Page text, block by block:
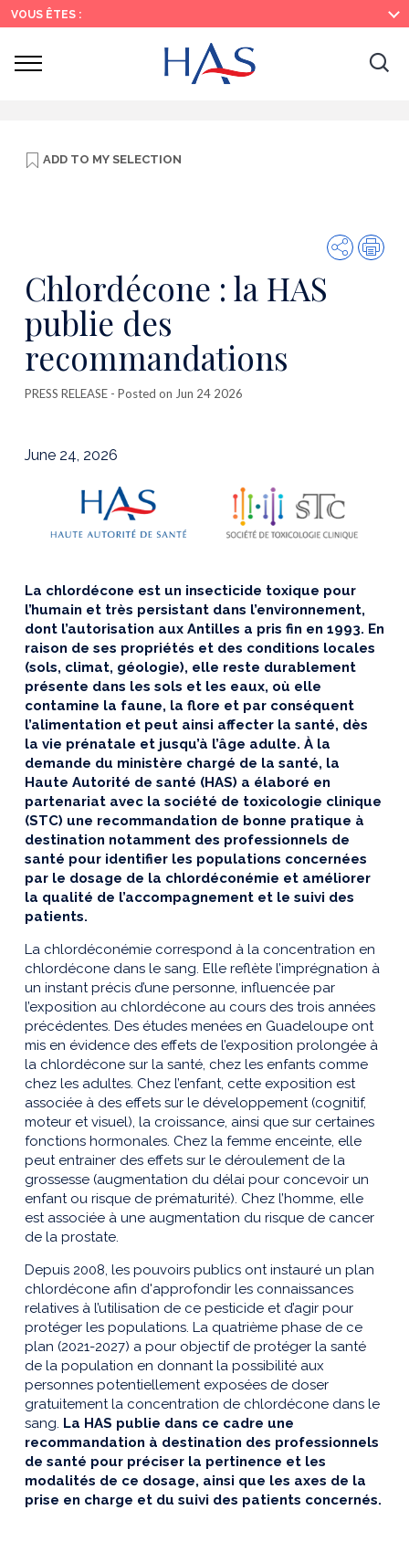
Search
Main
Menu
Main
Content
VOUS ÊTES :
Ouvrir
ADD TO MY SELECTION
Share
Chlordécone : la HAS
publie des
recommandations
PRESS RELEASE - Posted on Jun 24 2026
June 24, 2026
La chlordécone est un insecticide toxique pour
l’humain et très persistant dans l’environnement,
dont l’autorisation aux Antilles a pris fin en 1993. En
raison de ses propriétés et des conditions locales
(sols, climat, géologie), elle reste durablement
présente dans les sols et les eaux, où elle
contamine la faune, la flore et par conséquent
l’alimentation et peut ainsi affecter la santé, dès
la vie prénatale et jusqu’à l’âge adulte. À la
demande du ministère chargé de la santé, la
Haute Autorité de santé (HAS) a élaboré en
partenariat avec la société de toxicologie clinique
(STC) une recommandation de bonne pratique à
destination notamment des professionnels de
santé pour identifier les populations concernées
par le dosage de la chlordéconémie et améliorer
la qualité de l’accompagnement et le suivi des
patients.
La chlordéconémie correspond à la concentration en
chlordécone dans le sang. Elle reflète l’imprégnation à
un instant précis d’une personne, influencée par
l’exposition au chlordécone au cours des trois années
précédentes. Des études menées en Guadeloupe ont
mis en évidence des effets de l’exposition prolongée à
la chlordécone sur la santé, chez les enfants comme
chez les adultes. Chez l’enfant, cette exposition est
associée à des effets sur le développement (cognitif,
moteur et visuel), la croissance, ainsi que sur certaines
fonctions hormonales. Chez la femme enceinte, elle
peut entrainer des effets sur le déroulement de la
grossesse (augmentation du délai pour concevoir un
enfant ou risque de prématurité). Chez l’homme, elle
est associée à une augmentation du risque de cancer
de la prostate.
Depuis 2008, les pouvoirs publics ont instauré un plan
chlordécone afin d'approfondir les connaissances
relatives à l’utilisation de ce pesticide et d’agir pour
protéger les populations. La quatrième phase de ce
plan (2021-2027) a pour objectif de protéger la santé
de la population en donnant la possibilité aux
personnes potentiellement exposées de doser
gratuitement la concentration de chlordécone dans le
sang. La HAS publie dans ce cadre une
recommandation à destination des professionnels
de santé pour préciser la pertinence et les
modalités de ce dosage, ainsi que les axes de la
prise en charge et du suivi des patients concernés.